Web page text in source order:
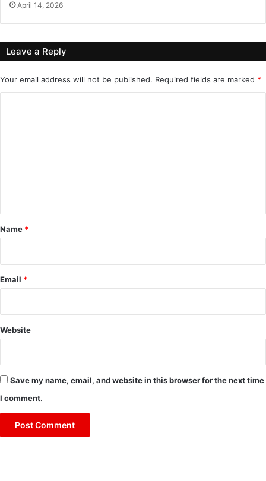
April 14, 2026
Leave a Reply
Your email address will not be published. Required fields are marked *
*
Name *
Email *
Website
Save my name, email, and website in this browser for the next time
I comment.